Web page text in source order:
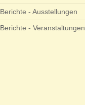
Berichte - Ausstellungen
Berichte - Veranstaltungen